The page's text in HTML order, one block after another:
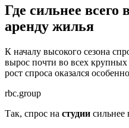
Где сильнее всего
аренду жилья
К началу высокого сезона
вырос почти во всех
рост спроса оказался
rbc.group
Так, спрос на студии сильнее